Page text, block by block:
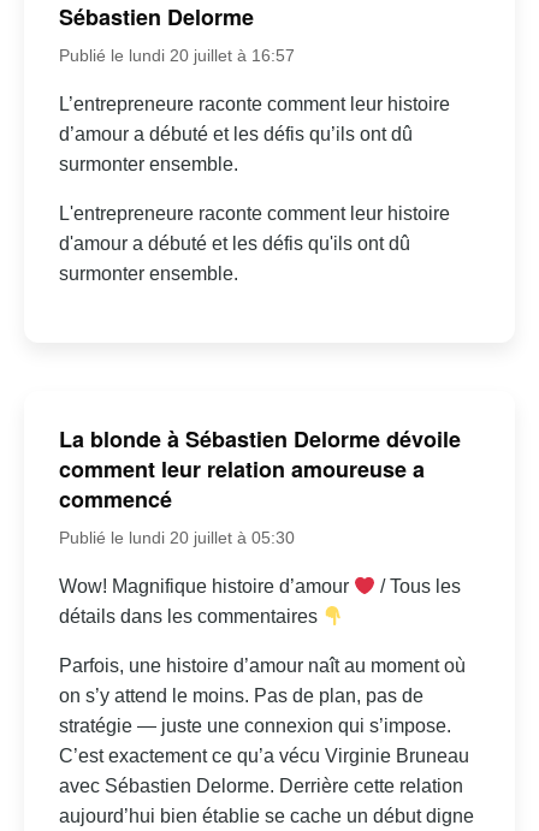
Sébastien Delorme
Publié le lundi 20 juillet à 16:57
L’entrepreneure raconte comment leur histoire
d’amour a débuté et les défis qu’ils ont dû
surmonter ensemble.
L'entrepreneure raconte comment leur histoire
d'amour a débuté et les défis qu'ils ont dû
surmonter ensemble.
La blonde à Sébastien Delorme dévoile
comment leur relation amoureuse a
commencé
Publié le lundi 20 juillet à 05:30
Wow! Magnifique histoire d’amour
/ Tous les
détails dans les commentaires
Parfois, une histoire d’amour naît au moment où
on s’y attend le moins. Pas de plan, pas de
stratégie — juste une connexion qui s’impose.
C’est exactement ce qu’a vécu Virginie Bruneau
avec Sébastien Delorme. Derrière cette relation
aujourd’hui bien établie se cache un début digne